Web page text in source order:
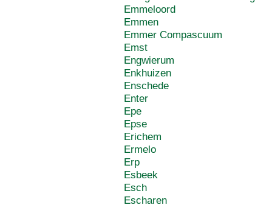
Emmeloord
Emmen
Emmer Compascuum
Emst
Engwierum
Enkhuizen
Enschede
Enter
Epe
Epse
Erichem
Ermelo
Erp
Esbeek
Esch
Escharen